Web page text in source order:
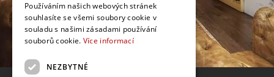
Používáním našich webových stránek
souhlasíte se všemi soubory cookie v
souladu s našimi zásadami používání
souborů cookie. Více informací
NEZBYTNÉ